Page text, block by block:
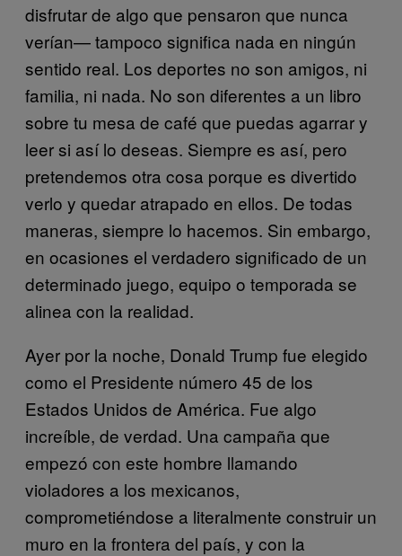
disfrutar de algo que pensaron que nunca
verían— tampoco significa nada en ningún
sentido real. Los deportes no son amigos, ni
familia, ni nada. No son diferentes a un libro
sobre tu mesa de café que puedas agarrar y
leer si así lo deseas. Siempre es así, pero
pretendemos otra cosa porque es divertido
verlo y quedar atrapado en ellos. De todas
maneras, siempre lo hacemos. Sin embargo,
en ocasiones el verdadero significado de un
determinado juego, equipo o temporada se
alinea con la realidad.
Ayer por la noche, Donald Trump fue elegido
como el Presidente número 45 de los
Estados Unidos de América. Fue algo
increíble, de verdad. Una campaña que
empezó con este hombre llamando
violadores a los mexicanos,
comprometiéndose a literalmente construir un
muro en la frontera del país, y con la